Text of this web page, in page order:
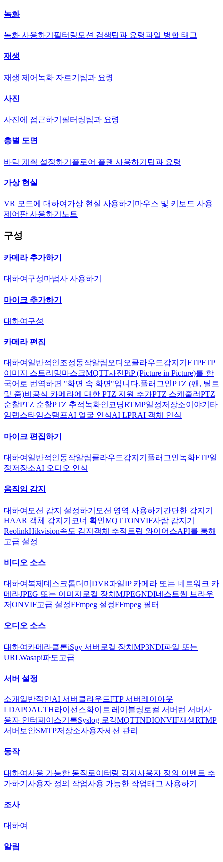
녹화
녹화 사용하기 필터링 모션 검색팁과 요령파일 병합 태그
재생
재생 제어 녹화 자르기 팁과 요령
사진
사진에 접근하기 필터링팁과 요령
층별 도면
바닥 계획 설정하기 플로어 플랜 사용하기 팁과 요령
가상 현실
VR 모드에 대하여 가상 현실 사용하기 마우스 및 키보드 사용
제어판 사용하기 노트
구성
카메라 추가하기
대하여 구성마법사 사용하기
마이크 추가하기
대하여 구성
카메라 편집
대하여 일반적인조정동작알림오디오클라우드감지기 FTPFTP
이미지 스트리밍마스크MQTT사진PiP (Picture in Picture)를 한
국어로 번역하면 "화면 속 화면"입니다.플러그인PTZ (팬, 틸트
및 줌)비공식 카메라에 대한 PTZ 지원 추가PTZ 스케줄러PTZ
순찰PTZ 순찰PTZ 추적녹화인코딩RTMP일정저장소이야기 타
임랩스타임스탬프AI 얼굴 인식AI LPRAI 객체 인식
마이크 편집하기
대하여 일반적인동작알림클라우드감지기 플러그인녹화FTP일
정저장소AI 오디오 인식
움직임 감지
대하여 모션 감지 설정하기 모션 영역 사용하기 간단한 감지기
HAAR 객체 감지기 코너 확인MQTTONVIF사람 감지기
ReolinkHikvision속도 감지 객체 추적 트립 와이어스API를 통해
고급 설정
비디오 소스
대하여 복제 데스크톱더미 DVR파일IP 카메라 또는 네트워크 카
메라JPEG 또는 이미지 로컬 장치 MJPEGNDI네스트웹 브라우
저ONVIF고급 설정FFmpeg 설정FFmpeg 필터
오디오 소스
대하여 카메라클론iSpy 서버 로컬 장치 MP3NDI파일 또는
URLWasapi파도 고급
서버 설정
소개 일반적인AI 서버 클라우드FTP 서버 레이아웃
LDAPOAUTH라이선스화이트 레이블링 로컬 서버 턴 서버사
용자 인터페이스기록Syslog 로깅MQTTNDIONVIF재생RTMP
서버 보안SMTP저장소사용자세션 관리
동작
대하여사용 가능한 동작로이터링 감지 사용자 정의 이벤트 추
가하기 사용자 정의 작업사용 가능한 작업태그 사용하기
조사
대하여
알림